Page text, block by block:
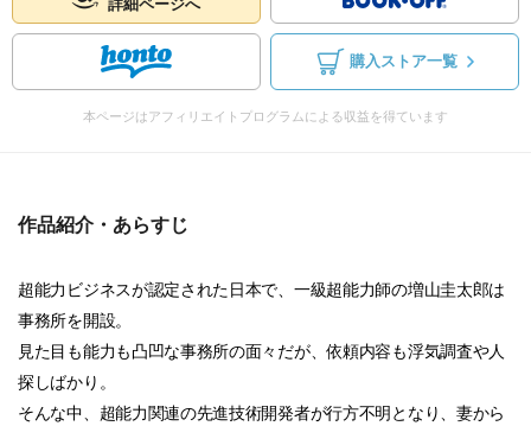
詳細ページへ
購入ストア一覧
本ページはアフィリエイトプログラムによる収益を得ています
作品紹介・あらすじ
超能力ビジネスが認定された日本で、一級超能力師の増山圭太郎は
事務所を開設。
見た目も能力も凸凹な事務所の面々だが、依頼内容も浮気調査や人
探しばかり。
そんな中、超能力関連の先進技術開発者が行方不明となり、妻から